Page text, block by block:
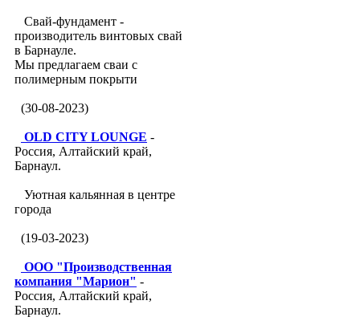
Свай-фундамент -
производитель винтовых свай
в Барнауле.
Мы предлагаем сваи с
полимерным покрыти
(30-08-2023)
OLD CITY LOUNGE -
Россия, Алтайский край,
Барнаул.
Уютная кальянная в центре
города
(19-03-2023)
ООО "Производственная
компания "Марион" -
Россия, Алтайский край,
Барнаул.